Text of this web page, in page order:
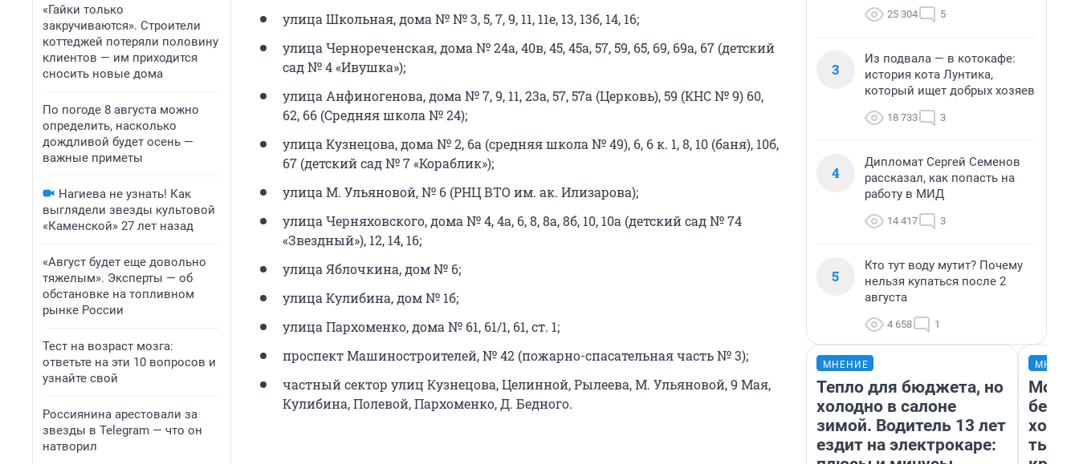
«Гайки только
закручиваются». Строители
коттеджей потеряли половину
клиентов — им приходится
сносить новые дома
По погоде 8 августа можно
определить, насколько
дождливой будет осень —
важные приметы
Нагиева не узнать! Как
выглядели звезды культовой
«Каменской» 27 лет назад
«Август будет еще довольно
тяжелым». Эксперты — об
обстановке на топливном
рынке России
Тест на возраст мозга:
ответьте на эти 10 вопросов и
узнайте свой
Россиянина арестовали за
звезды в Telegram — что он
натворил
улица Школьная, дома № № 3, 5, 7, 9, 11, 11е, 13, 13б, 14, 16;
улица Чернореченская, дома № 24а, 40в, 45, 45а, 57, 59, 65, 69, 69а, 67 (детский
сад № 4 «Ивушка»);
улица Анфиногенова, дома № 7, 9, 11, 23а, 57, 57а (Церковь), 59 (КНС № 9) 60,
62, 66 (Средняя школа № 24);
улица Кузнецова, дома № 2, 6а (средняя школа № 49), 6, 6 к. 1, 8, 10 (баня), 10б,
67 (детский сад № 7 «Кораблик»);
улица М. Ульяновой, № 6 (РНЦ ВТО им. ак. Илизарова);
улица Черняховского, дома № 4, 4а, 6, 8, 8а, 8б, 10, 10а (детский сад № 74
«Звездный»), 12, 14, 16;
улица Яблочкина, дом № 6;
улица Кулибина, дом № 1б;
улица Пархоменко, дома № 61, 61/1, 61, ст. 1;
проспект Машиностроителей, № 42 (пожарно-спасательная часть № 3);
частный сектор улиц Кузнецова, Целинной, Рылеева, М. Ульяновой, 9 Мая,
Кулибина, Полевой, Пархоменко, Д. Бедного.
25 304 5
3
Из подвала — в котокафе:
история кота Лунтика,
который ищет добрых хозяев
18 733 3
4
Дипломат Сергей Семенов
рассказал, как попасть на
работу в МИД
14 417 3
5
Кто тут воду мутит? Почему
нельзя купаться после 2
августа
4 658 1
МНЕНИЕ
Тепло для бюджета, но
холодно в салоне
зимой. Водитель 13 лет
ездит на электрокаре:
Мой